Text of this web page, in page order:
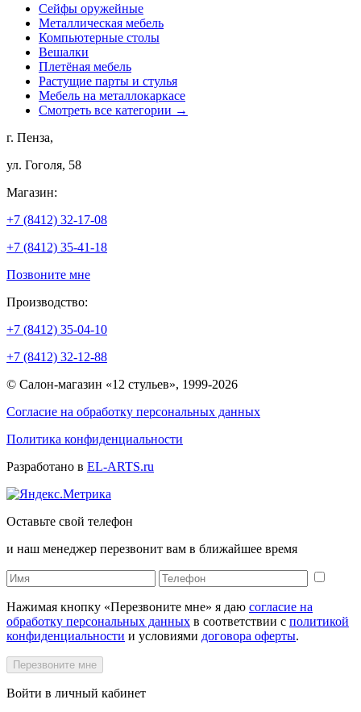
Сейфы оружейные
Металлическая мебель
Компьютерные столы
Вешалки
Плетёная мебель
Растущие парты и стулья
Мебель на металлокаркасе
Смотреть все категории →
г. Пенза,
ул. Гоголя, 58
Магазин:
+7 (8412) 32-17-08
+7 (8412) 35-41-18
Позвоните мне
Производство:
+7 (8412) 35-04-10
+7 (8412) 32-12-88
© Салон-магазин «12 стульев», 1999-2026
Согласие на обработку персональных данных
Политика конфиденциальности
Разработано в EL-ARTS.ru
Оставьте свой телефон
и наш менеджер перезвонит вам в ближайшее время
Нажимая кнопку «Перезвоните мне» я даю согласие на
обработку персональных данных в соответствии с политикой
конфиденциальности и условиями договора оферты.
Перезвоните мне
Войти в личный кабинет